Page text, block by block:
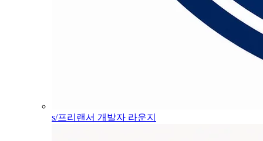
s/프리랜서 개발자 라운지